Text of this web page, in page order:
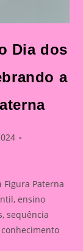
Dia dos
a
Figura Paterna
ensino
sequência